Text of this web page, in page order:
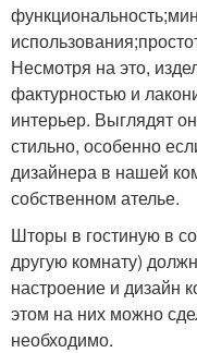
Несмотря на это,
фактурностью и
интерьер. Выглядят
стильно, особенно
дизайнера в нашей
собственном ателье.
Шторы в гостиную в
другую комнату)
настроение и дизайн
этом на них можно
необходимо.